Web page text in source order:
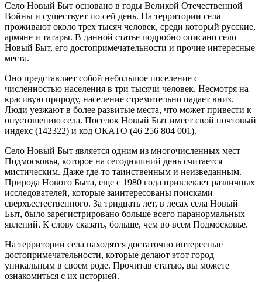
Село Новый Быт основано в годы Великой Отечественной
Войны и существует по сей день. На территории села
проживают около трех тысяч человек, среди который русские,
армяне и татары. В данной статье подробно описано село
Новый Быт, его достопримечательности и прочие интересные
места.
Оно представляет собой небольшое поселение с
численностью населения в три тысячи человек. Несмотря на
красивую природу, население стремительно падает вниз.
Люди уезжают в более развитые места, что может привести к
опустошению села. Поселок Новый Быт имеет свой почтовый
индекс (142322) и код ОКАТО (46 256 804 001).
Село Новый Быт является одним из многочисленных мест
Подмосковья, которое на сегодняшний день считается
мистическим. Даже где-то таинственным и неизведанным.
Природа Нового Быта, еще с 1980 года привлекает различных
исследователей, которые заинтересованы поисками
сверхъестественного. За тридцать лет, в лесах села Новый
Быт, было зарегистрировано больше всего паранормальных
явлений. К слову сказать, больше, чем во всем Подмосковье.
На территории села находятся достаточно интересные
достопримечательности, которые делают этот город
уникальным в своем роде. Прочитав статью, вы можете
ознакомиться с их историей.